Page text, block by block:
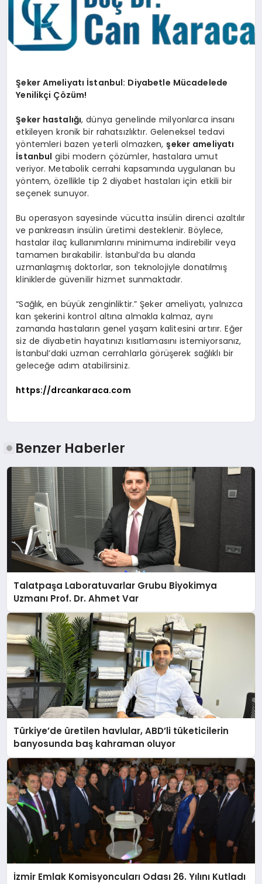
Şeker Ameliyatı İstanbul: Diyabetle Mücadelede
Yenilikçi Çözüm!
Şeker hastalığı, dünya genelinde milyonlarca insanı
etkileyen kronik bir rahatsızlıktır. Geleneksel tedavi
yöntemleri bazen yeterli olmazken,şeker ameliyatı
İstanbul gibi modern çözümler, hastalara umut
veriyor. Metabolik cerrahi kapsamında uygulanan bu
yöntem, özellikle tip 2 diyabet hastaları için etkili bir
seçenek sunuyor.
Bu operasyon sayesinde vücutta insülin direnci azaltılır
ve pankreasın insülin üretimi desteklenir. Böylece,
hastalar ilaç kullanımlarını minimuma indirebilir veya
tamamen bırakabilir. İstanbul’da bu alanda
uzmanlaşmış doktorlar, son teknolojiyle donatılmış
kliniklerde güvenilir hizmet sunmaktadır.
“Sağlık, en büyük zenginliktir.” Şeker ameliyatı, yalnızca
kan şekerini kontrol altına almakla kalmaz, aynı
zamanda hastaların genel yaşam kalitesini artırır. Eğer
siz de diyabetin hayatınızı kısıtlamasını istemiyorsanız,
İstanbul’daki uzman cerrahlarla görüşerek sağlıklı bir
geleceğe adım atabilirsiniz.
https://drcankaraca.com
Benzer Haberler
Talatpaşa Laboratuvarlar Grubu Biyokimya
Uzmanı Prof. Dr. Ahmet Var
Türkiye’de üretilen havlular, ABD’li tüketicilerin
banyosunda baş kahraman oluyor
İzmir Emlak Komisyoncuları Odası 26. Yılını Kutladı